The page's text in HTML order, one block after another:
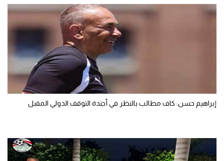
إبراهيم حسن: كاف مطالب بالنظر في أجندة التوقف الدولي المقبل